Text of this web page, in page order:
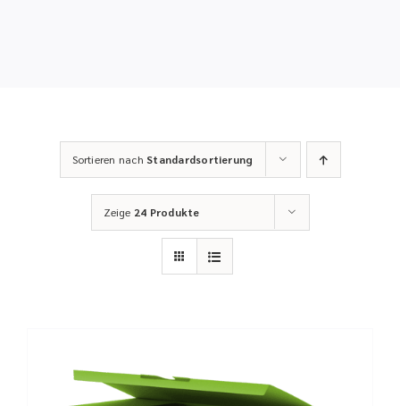
Sortieren nach Standardsortierung
Zeige 24 Produkte